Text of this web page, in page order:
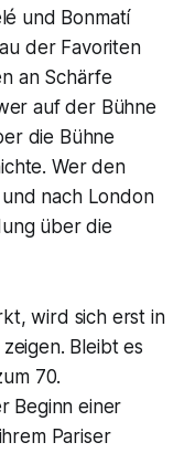
und Bonmatí
der Favoriten
an Schärfe
auf der Bühne
die Bühne
Wer den
und nach London
über die
wird sich erst in
Bleibt es
70.
Beginn einer
Pariser